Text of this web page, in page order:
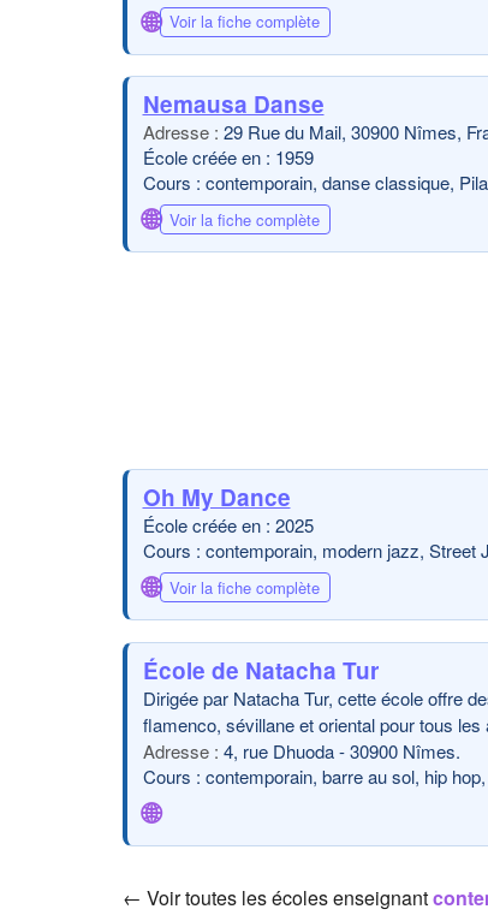
🌐 Voir la fiche complète
Nemausa Danse
29 Rue du Mail, 30900 Nîmes,
École créée en : 1959
Cours : contemporain, danse classique,
🌐 Voir la fiche complète
Oh My Dance
École créée en : 2025
Cours : contemporain, modern jazz, Street
🌐 Voir la fiche complète
École de Natacha Tur
Dirigée par Natacha Tur, cette école offre
flamenco, sévillane et oriental pour tous les
4, rue Dhuoda - 30900 Nîmes.
Cours : contemporain, barre au sol, hip
🌐
← Voir toutes les écoles enseignant